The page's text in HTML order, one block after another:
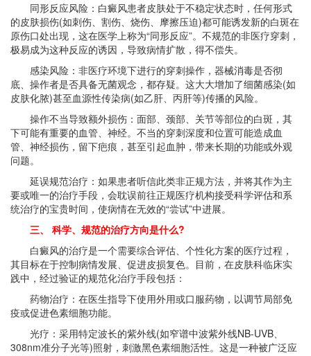
同形反应风险：白癜风患者皮肤处于不稳定状态时，任何形式
的皮肤损伤(如刺伤、割伤、烧伤、摩擦压迫)都可能诱发新的白斑在
原伤口处出现，这在医学上称为“同形反应”。不规范的非医疗穿刺，
极易成为这种反应的诱因，导致病情扩散，得不偿失。
感染风险：非医疗环境下进行的穿刺操作，器械消毒是否彻
底、操作者是否具备无菌观念，都存疑。这大大增加了细菌感染(如
皮肤化脓)甚至血源性传染病(如乙肝、丙肝等)传播的风险。
操作不当导致额外损伤：面部、颈部、关节等部位的白斑，其
下可能有重要的血管、神经。不当的穿刺深度和位置可能造成血
管、神经损伤，留下疤痕，甚至引起血肿，带来长期的功能或外观
问题。
延误规范治疗：如果患者听信此类非正规方法，并将其作为主
要或唯一的治疗手段，会耽误前往正规医疗机构接受科学评估和系
统治疗的宝贵时间，使病情在无效的“尝试”中进展。
三、 科学、规范的治疗方向是什么?
白癜风的治疗是一个需要综合评估、个性化方案的医疗过程，
其目标在于控制病情发展、促进皮损复色。目前，在皮肤科临床实
践中，经过验证的规范化治疗手段包括：
药物治疗：在医生指导下使用外用或口服药物，以调节局部免
疫或促进色素细胞功能。
光疗：采用特定波长的紫外线(如窄谱中波紫外线NB-UVB、
308nm准分子光等)照射，刺激黑色素细胞活性。这是一种被广泛应